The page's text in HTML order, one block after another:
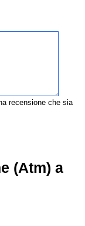
recensione che sia
(Atm) a